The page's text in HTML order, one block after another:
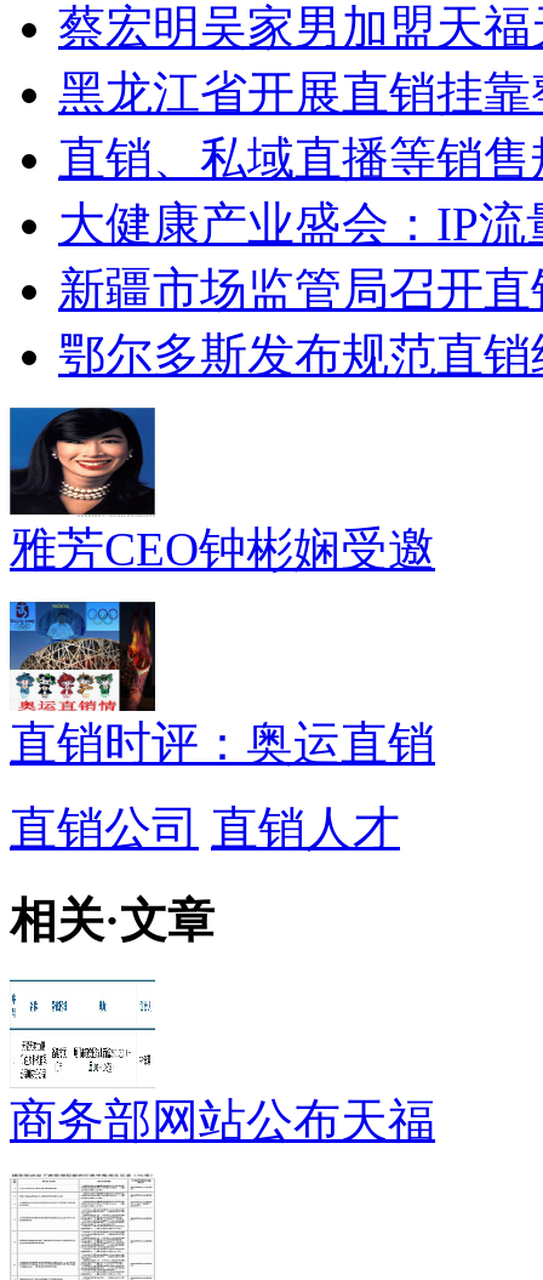
蔡宏明吴家男加盟天
黑龙江省开展直销挂
直销、私域直播等销
大健康产业盛会：IP
新疆市场监管局召开
鄂尔多斯发布规范直
雅芳CEO钟彬娴受邀
直销时评：奥运直销
直销公司 直销人才
相关·文章
商务部网站公布天福